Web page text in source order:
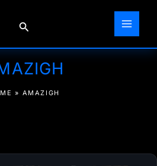
Rechercher
» AMAZIGH